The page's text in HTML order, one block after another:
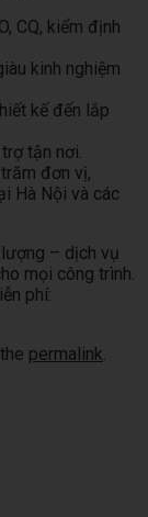
CQ, kiểm định
kinh nghiệm
kế đến lắp
tận nơi.
đơn vị,
Hà Nội và các
– dịch vụ
mọi công trình.
phí:
permalink